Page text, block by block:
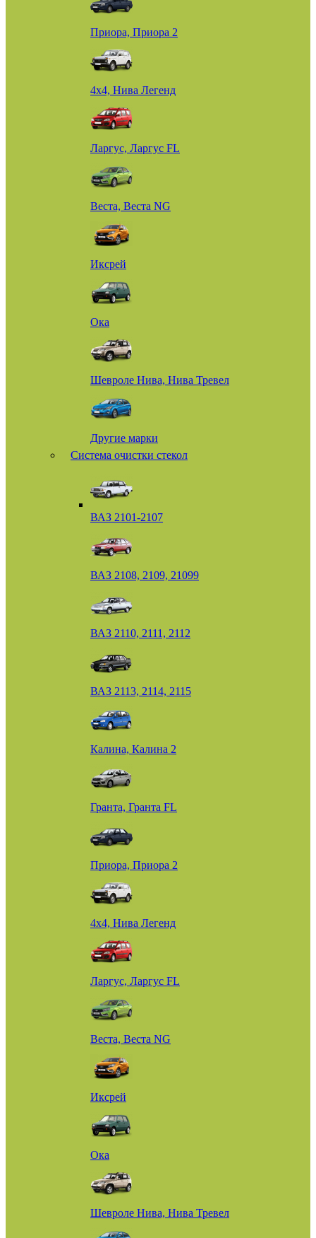
Приора, Приора 2
4х4, Нива Легенд
Ларгус, Ларгус FL
Веста, Веста NG
Иксрей
Ока
Шевроле Нива, Нива Тревел
Другие марки
Система очистки стекол
ВАЗ 2101-2107
ВАЗ 2108, 2109, 21099
ВАЗ 2110, 2111, 2112
ВАЗ 2113, 2114, 2115
Калина, Калина 2
Гранта, Гранта FL
Приора, Приора 2
4х4, Нива Легенд
Ларгус, Ларгус FL
Веста, Веста NG
Иксрей
Ока
Шевроле Нива, Нива Тревел